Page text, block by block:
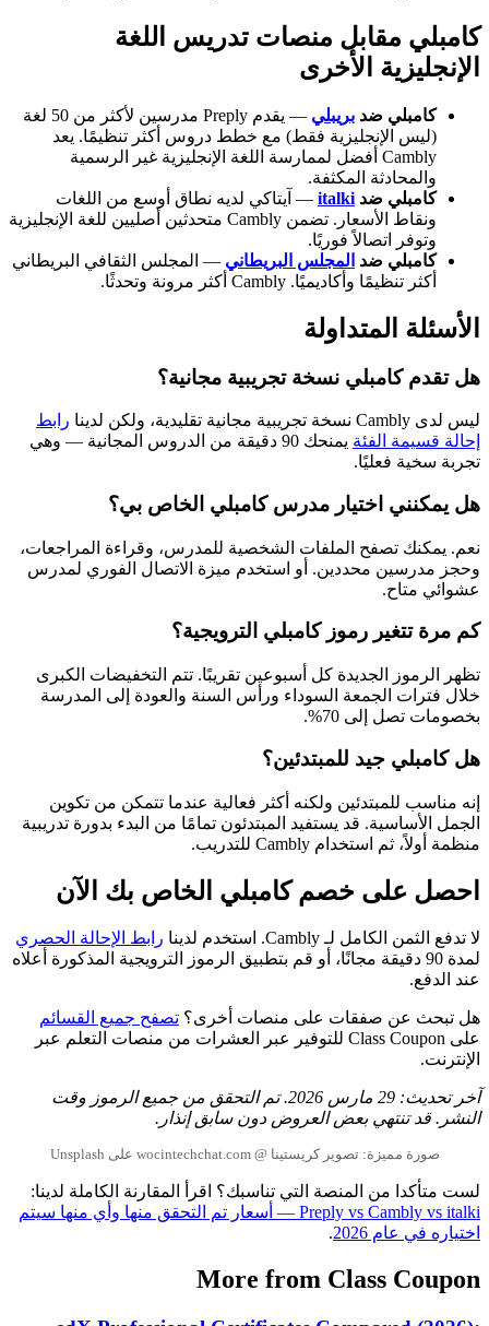
كامبلي مقابل منصات تدريس اللغة
الإنجليزية الأخرى
كامبلي ضد بريبلي
— يقدم Preply مدرسين لأكثر من 50 لغة
(ليس الإنجليزية فقط) مع خطط دروس أكثر تنظيمًا. يعد
Cambly أفضل لممارسة اللغة الإنجليزية غير الرسمية
والمحادثة المكثفة.
كامبلي ضد italki — آيتاكي لديه نطاق أوسع من اللغات
ونقاط الأسعار. تضمن Cambly متحدثين أصليين للغة الإنجليزية
وتوفر اتصالاً فوريًا.
كامبلي ضد المجلس البريطاني — المجلس الثقافي البريطاني
أكثر تنظيمًا وأكاديميًا. Cambly أكثر مرونة وتحدثًا.
الأسئلة المتداولة
هل تقدم كامبلي نسخة تجريبية مجانية؟
ليس لدى Cambly نسخة تجريبية مجانية تقليدية، ولكن لدينا
رابط
إحالة قسيمة الفئة
يمنحك 90 دقيقة من الدروس المجانية — وهي
تجربة سخية فعليًا.
هل يمكنني اختيار مدرس كامبلي الخاص بي؟
نعم. يمكنك تصفح الملفات الشخصية للمدرس، وقراءة المراجعات،
وحجز مدرسين محددين. أو استخدم ميزة الاتصال الفوري لمدرس
عشوائي متاح.
كم مرة تتغير رموز كامبلي الترويجية؟
تظهر الرموز الجديدة كل أسبوعين تقريبًا. تتم التخفيضات الكبرى
خلال فترات الجمعة السوداء ورأس السنة والعودة إلى المدرسة
بخصومات تصل إلى 70%.
هل كامبلي جيد للمبتدئين؟
إنه مناسب للمبتدئين ولكنه أكثر فعالية عندما تتمكن من تكوين
الجمل الأساسية. قد يستفيد المبتدئون تمامًا من البدء بدورة تدريبية
منظمة أولاً، ثم استخدام Cambly للتدريب.
احصل على خصم كامبلي الخاص بك الآن
لا تدفع الثمن الكامل لـ Cambly. استخدم لدينا
رابط الإحالة الحصري
لمدة 90 دقيقة مجانًا، أو قم بتطبيق الرموز الترويجية المذكورة أعلاه
عند الدفع.
هل تبحث عن صفقات على منصات أخرى؟ تصفح جميع القسائم
على Class Coupon للتوفير عبر العشرات من منصات التعلم عبر
الإنترنت.
آخر تحديث: 29 مارس 2026. تم التحقق من جميع الرموز وقت
النشر. قد تنتهي بعض العروض دون سابق إنذار.
صورة مميزة: تصوير كريستينا @ wocintechchat.com على Unsplash
لست متأكدا من المنصة التي تناسبك؟ اقرأ المقارنة الكاملة لدينا:
Preply vs Cambly vs italki — أسعار تم التحقق منها وأي منها سيتم
اختياره في عام 2026
.
More from Class Coupon